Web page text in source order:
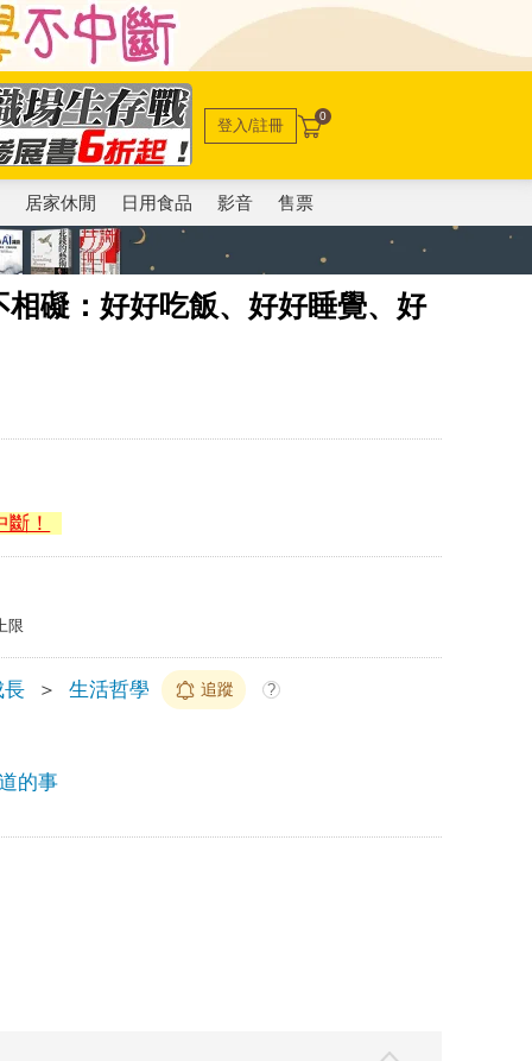
登入/註冊 0
居家休閒 日用食品 影音 售票
礙：好好吃飯、好好睡覺、好
！
限
長 ＞ 生活哲學 追蹤 ?
的事